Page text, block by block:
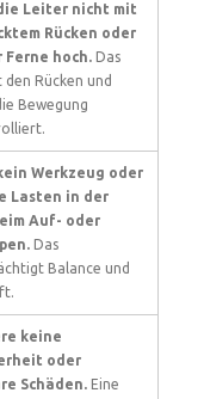
Leiter nicht mit
Rücken oder
Ferne hoch. Das
den Rücken und
Bewegung
Werkzeug oder
Lasten in der
Auf- oder
Das
Balance und
keine
oder
Schäden. Eine